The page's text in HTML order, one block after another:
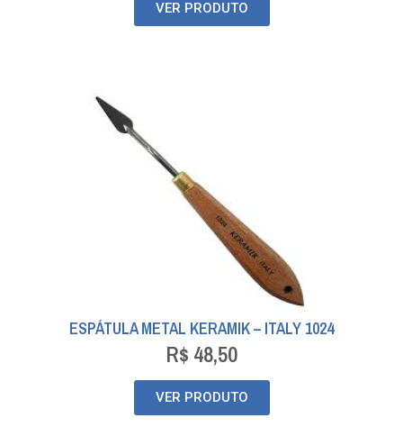
VER PRODUTO
ESPÁTULA METAL KERAMIK – ITALY 1024
R$ 48,50
VER PRODUTO